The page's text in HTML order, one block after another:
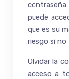
puede
que es su
riesgo si no
Olvidar la
acceso a